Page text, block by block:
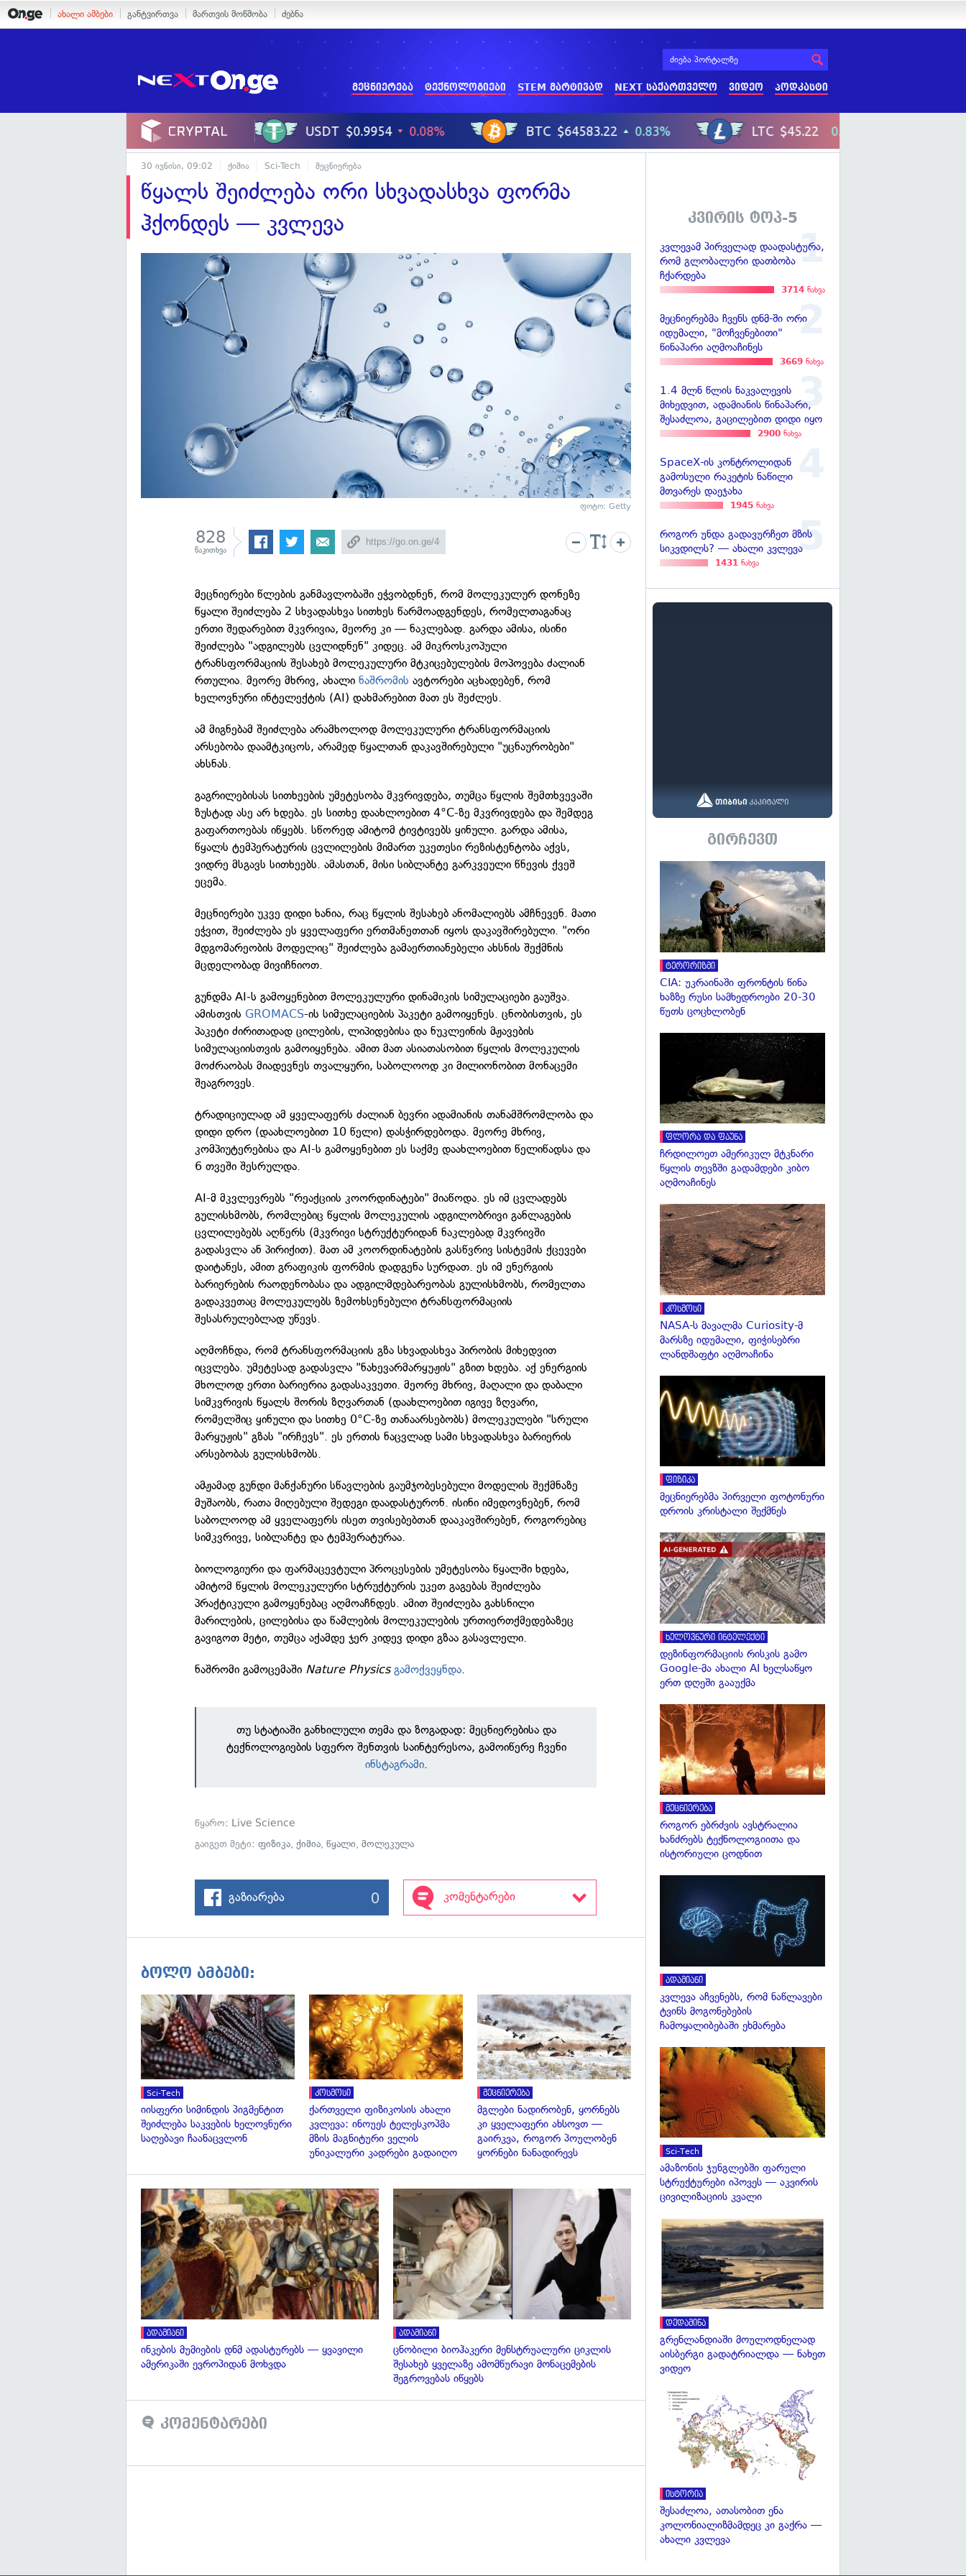
ახალი ამბები განტვირთვა მართვის მოწმობა ძებნა
მეცნიერება ტექნოლოგიები STEM მარტივად NEXT საქართველო ვიდეო პოდკასტი
30 ივნისი, 09:02 ქიმია Sci-Tech მეცნიერება
წყალს შეიძლება ორი სხვადასხვა ფორმა
ჰქონდეს — კვლევა
ფოტო: Getty
828
წაკითხვა
მეცნიერები წლების განმავლობაში ეჭვობდნენ, რომ მოლეკულურ დონეზე
წყალი შეიძლება 2 სხვადასხვა სითხეს წარმოადგენდეს, რომელთაგანაც
ერთი შედარებით მკვრივია, მეორე კი —‬ ნაკლებად. გარდა ამისა, ისინი
შეიძლება "ადგილებს ცვლიდნენ" კიდეც. ამ მიკროსკოპული
ტრანსფორმაციის შესახებ მოლეკულური მტკიცებულების მოპოვება ძალიან
რთულია. მეორე მხრივ, ახალინაშრომის ავტორები აცხადებენ, რომ
ხელოვნური ინტელექტის (AI) დახმარებით მათ ეს შეძლეს.
ამ მიგნებამ შეიძლება არამხოლოდ მოლეკულური ტრანსფორმაციის
არსებობა დაამტკიცოს, არამედ წყალთან დაკავშირებული "უცნაურობები"
ახსნას.
გაგრილებისას სითხეების უმეტესობა მკვრივდება, თუმცა წყლის შემთხვევაში
ზუსტად ასე არ ხდება. ეს სითხე დაახლოებით 4°C-ზე მკვრივდება და შემდეგ
გაფართოებას იწყებს. სწორედ ამიტომ ტივტივებს ყინული. გარდა ამისა,
წყალს ტემპერატურის ცვლილების მიმართ უკეთესი რეზისტენტობა აქვს,
ვიდრე მსგავს სითხეებს. ამასთან, მისი სიბლანტე გარკვეული წნევის ქვეშ
ეცემა.
მეცნიერები უკვე დიდი ხანია, რაც წყლის შესახებ ანომალიებს ამჩნევენ. მათი
ეჭვით, შეიძლება ეს ყველაფერი ერთმანეთთან იყოს დაკავშირებული. "ორი
მდგომარეობის მოდელიც" შეიძლება გამაერთიანებელი ახსნის შექმნის
მცდელობად მივიჩნიოთ.
გუნდმა AI-ს გამოყენებით მოლეკულური დინამიკის სიმულაციები გაუშვა.
ამისთვის GROMACS-ის სიმულაციების პაკეტი გამოიყენეს. ცნობისთვის, ეს
პაკეტი ძირითადად ცილების, ლიპიდებისა და ნუკლეინის მჟავების
სიმულაციისთვის გამოიყენება. ამით მათ ასიათასობით წყლის მოლეკულის
მოძრაობას მიადევნეს თვალყური, საბოლოოდ კი მილიონობით მონაცემი
შეაგროვეს.
ტრადიციულად ამ ყველაფერს ძალიან ბევრი ადამიანის თანამშრომლობა და
დიდი დრო (დაახლოებით 10 წელი) დასჭირდებოდა. მეორე მხრივ,
კომპიუტერებისა და AI-ს გამოყენებით ეს საქმე დაახლოებით წელიწადსა და
6 თვეში შესრულდა.
AI-მ მკვლევრებს "რეაქციის კოორდინატები" მიაწოდა. ეს იმ ცვლადებს
გულისხმობს, რომლებიც წყლის მოლეკულის ადგილობრივი განლაგების
ცვლილებებს აღწერს (მკვრივი სტრუქტურიდან ნაკლებად მკვრივში
გადასვლა ან პირიქით). მათ ამ კოორდინატების გასწვრივ სისტემის ქცევები
დაიტანეს, ამით გრაფიკის ფორმის დადგენა სურდათ. ეს იმ ენერგიის
ბარიერების რაოდენობასა და ადგილმდებარეობას გულისხმობს, რომელთა
გადაკვეთაც მოლეკულებს ზემოხსენებული ტრანსფორმაციის
შესასრულებლად უწევს.
აღმოჩნდა, რომ ტრანსფორმაციის გზა სხვადასხვა პირობის მიხედვით
იცვლება. უმეტესად გადასვლა "ნახევარმარყუჟის" გზით ხდება. აქ ენერგიის
მხოლოდ ერთი ბარიერია გადასაკვეთი. მეორე მხრივ, მაღალი და დაბალი
სიმკვრივის წყალს შორის ზღვართან (დაახლოებით იგივე ზღვარი,
რომელშიც ყინული და სითხე 0°C-ზე თანაარსებობს) მოლეკულები "სრული
მარყუჟის" გზას "ირჩევს". ეს ერთის ნაცვლად სამი სხვადასხვა ბარიერის
არსებობას გულისხმობს.
ამჟამად გუნდი მანქანური სწავლების გაუმჯობესებული მოდელის შექმნაზე
მუშაობს, რათა მიღებული შედეგი დაადასტურონ. ისინი იმედოვნებენ, რომ
საბოლოოდ ამ ყველაფერს ისეთ თვისებებთან დააკავშირებენ, როგორებიც
სიმკვრივე, სიბლანტე და ტემპერატურაა.
ბიოლოგიური და ფარმაცევტული პროცესების უმეტესობა წყალში ხდება,
ამიტომ წყლის მოლეკულური სტრუქტურის უკეთ გაგებას შეიძლება
პრაქტიკული გამოყენებაც აღმოაჩნდეს. ამით შეიძლება გახსნილი
მარილების, ცილებისა და წამლების მოლეკულების ურთიერთქმედებაზეც
გავიგოთ მეტი, თუმცა აქამდე ჯერ კიდევ დიდი გზაა გასავლელი.
ნაშრომი გამოცემაში Nature Physicsგამოქვეყნდა.
თუ სტატიაში განხილული თემა და ზოგადად: მეცნიერებისა და
ტექნოლოგიების სფერო შენთვის საინტერესოა, გამოიწერე ჩვენი
ინსტაგრამი.
წყარო: Live Science
გაიგეთ მეტი:ფიზიკა,ქიმია,წყალი,მოლეკულა
გაზიარება 0 კომენტარები
ბოლო ამბები:
გადახედვა
Sci-Tech
იისფერი სიმინდის პიგმენტით
შეიძლება საკვების ხელოვნური
საღებავი ჩაანაცვლონ
გადახედვა
კოსმოსი
ქართველი ფიზიკოსის ახალი
კვლევა: ინოუეს ტელესკოპმა
მზის მაგნიტური ველის
უნიკალური კადრები გადაიღო
გადახედვა
მეცნიერება
მგლები ნადირობენ, ყორნებს
კი ყველაფერი ახსოვთ —
გაირკვა, როგორ პოულობენ
ყორნები ნანადირევს
ადამიანი
ინკების მუმიების დნმ ადასტურებს — ყვავილი
ამერიკაში ევროპიდან მოხვდა
გადახედვა
ადამიანი
ცნობილი ბიოჰაკერი მენსტრუალური ციკლის
შესახებ ყველაზე ამომწურავი მონაცემების
შეგროვებას იწყებს
კომენტარები
კვირის ტოპ-5
კვლევამ პირველად დაადასტურა,
რომ გლობალური დათბობა
ჩქარდება
3714 ნახვა
მეცნიერებმა ჩვენს დნმ-ში ორი
იდუმალი, "მოჩვენებითი"
წინაპარი აღმოაჩინეს
3669 ნახვა
1.4 მლნ წლის ნაკვალევის
მიხედვით, ადამიანის წინაპარი,
შესაძლოა, გაცილებით დიდი იყო
2900 ნახვა
SpaceX-ის კონტროლიდან
გამოსული რაკეტის ნაწილი
მთვარეს დაეჯახა
1945 ნახვა
როგორ უნდა გადავურჩეთ მზის
სიკვდილს? — ახალი კვლევა
1431 ნახვა
გირჩევთ
ტერორიზმი
CIA: უკრაინაში ფრონტის წინა
ხაზზე რუსი სამხედროები 20-30
წუთს ცოცხლობენ
ფლორა და ფაუნა
ჩრდილოეთ ამერიკულ მტკნარი
წყლის თევზში გადამდები კიბო
აღმოაჩინეს
კოსმოსი
NASA-ს მავალმა Curiosity-მ
მარსზე იდუმალი, ფიჭისებრი
ლანდშაფტი აღმოაჩინა
ფიზიკა
მეცნიერებმა პირველი ფოტონური
დროის კრისტალი შექმნეს
ხელოვნური ინტელექტი
დეზინფორმაციის რისკის გამო
Google-მა ახალი AI ხელსაწყო
ერთ დღეში გააუქმა
მეცნიერება
როგორ ებრძვის ავსტრალია
ხანძრებს ტექნოლოგიითა და
ისტორიული ცოდნით
ადამიანი
კვლევა აჩვენებს, რომ ნაწლავები
ტვინს მოგონებების
ჩამოყალიბებაში ეხმარება
Sci-Tech
ამაზონის ჯუნგლებში ფარული
სტრუქტურები იპოვეს — აკვირის
ცივილიზაციის კვალი
დედამიწა
გრენლანდიაში მოულოდნელად
აისბერგი გადატრიალდა — ნახეთ
ვიდეო
ისტორია
შესაძლოა, ათასობით ენა
კოლონიალიზმამდეც კი გაქრა —
ახალი კვლევა